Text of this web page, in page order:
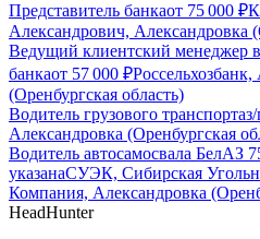
Представитель банкаот 75 000 ₽
Александрович, Александровка
Ведущий клиентский менеджер
банкаот 57 000 ₽
(Оренбургская область)
Водитель грузового транспорта
Александровка (Оренбургская
Водитель автосамосвала БелАЗ
указанаСУЭК, Сибирская
Компания, Александровка
HeadHunter